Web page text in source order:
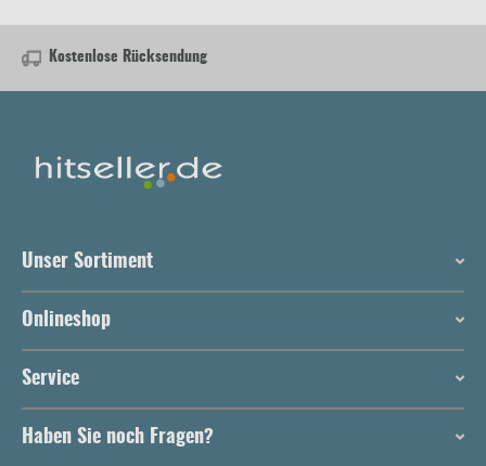
Kostenlose Rücksendung
Unser Sortiment
Onlineshop
Service
Haben Sie noch Fragen?